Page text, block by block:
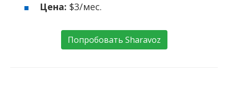
Цена: $3/мес.
Попробовать Sharavoz